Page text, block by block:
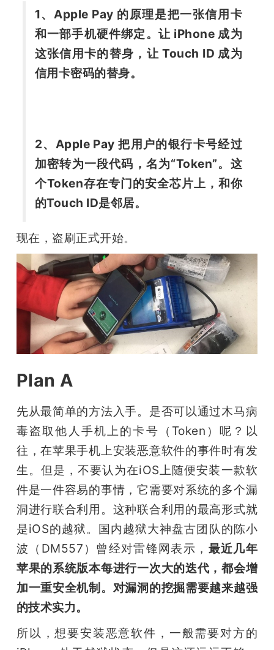
1、Apple Pay 的原理是把一张信用卡
和一部手机硬件绑定。让 iPhone 成为
这张信用卡的替身，让 Touch ID 成为
信用卡密码的替身。
2、Apple Pay 把用户的银行卡号经过
加密转为一段代码，名为“Token”。这
个Token存在专门的安全芯片上，和你
的Touch ID是邻居。
现在，盗刷正式开始。
Plan A
先从最简单的方法入手。是否可以通过木马病
毒盗取他人手机上的卡号（Token）呢？以
往，在苹果手机上安装恶意软件的事件时有发
生。但是，不要认为在iOS上随便安装一款软
件是一件容易的事情，它需要对系统的多个漏
洞进行联合利用。这种联合利用的最高形式就
是iOS的越狱。国内越狱大神盘古团队的陈小
波（DM557）曾经对雷锋网表示， 最近几年
苹果的系统版本每进行一次大的迭代，都会增
加一重安全机制。对漏洞的挖掘需要越来越强
的技术实力。
所以，想要安装恶意软件，一般需要对方的